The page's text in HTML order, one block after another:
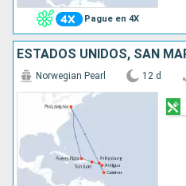
Pague en 4X
Norwegian Pearl 12 d